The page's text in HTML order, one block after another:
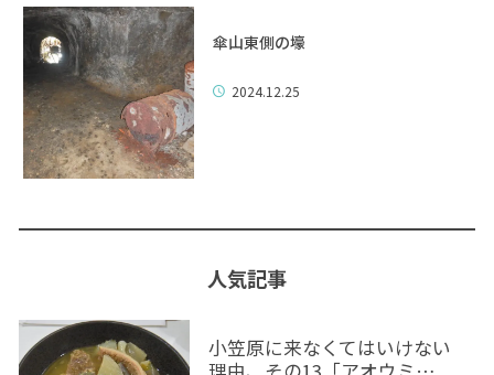
傘山東側の壕
2024.12.25
人気記事
小笠原に来なくてはいけない